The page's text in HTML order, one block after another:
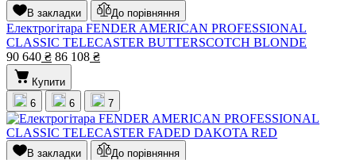
В закладки До порівняння
Електрогітара FENDER AMERICAN PROFESSIONAL
CLASSIC TELECASTER BUTTERSCOTCH BLONDE
90 640 ₴ 86 108 ₴
Купити
6
6 7
В закладки До порівняння